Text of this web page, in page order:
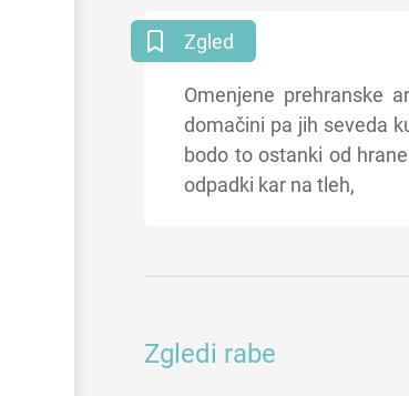
Zgled
Omenjene prehranske
domačini pa jih seveda
bodo to ostanki od
odpadki kar na tleh,
Zgledi rabe